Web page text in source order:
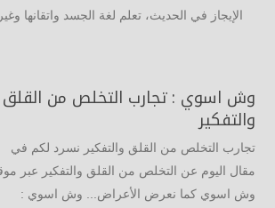
الإيجاز في الحديث، تعلم لغة الجسد واتقانها
وش اسوي : تجارب التخلص من القلق
والتفكير
تجارب التخلص من القلق والتفكير نسرد لكم في
مقال اليوم عن التخلص من القلق والتفكير عبر
وش اسوي كما نعرض الأعراض... وش اسوي :